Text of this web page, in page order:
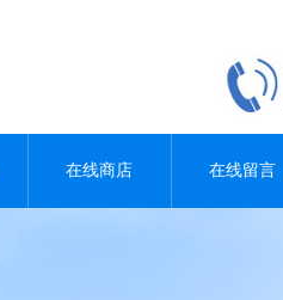
在线商店 在线留言